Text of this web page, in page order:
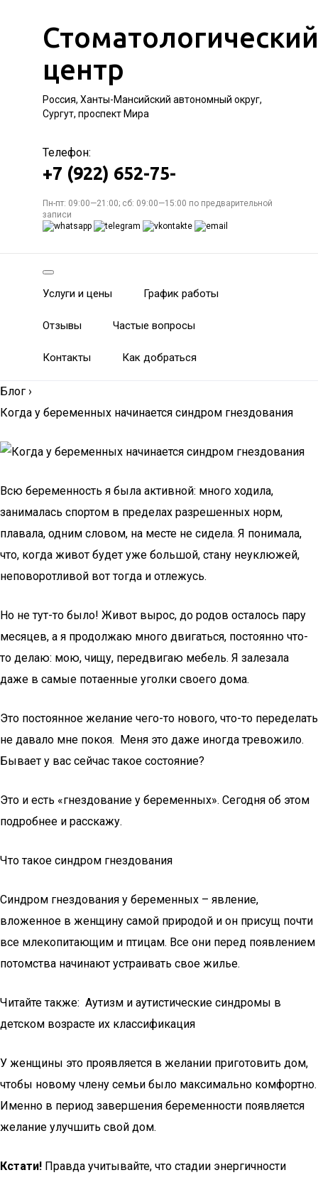
Стоматологический
центр
Россия, Ханты-Мансийский автономный округ,
Сургут, проспект Мира
Телефон:
+7 (922) 652-75-
Пн-пт: 09:00—21:00; сб: 09:00—15:00 по предварительной
записи
Услуги и цены График работы
Отзывы Частые вопросы
Контакты Как добраться
Блог ›
Когда у беременных начинается синдром гнездования
Всю беременность я была активной: много ходила,
занималась спортом в пределах разрешенных норм,
плавала, одним словом, на месте не сидела. Я понимала,
что, когда живот будет уже большой, стану неуклюжей,
неповоротливой вот тогда и отлежусь.
Но не тут-то было! Живот вырос, до родов осталось пару
месяцев, а я продолжаю много двигаться, постоянно что-
то делаю: мою, чищу, передвигаю мебель. Я залезала
даже в самые потаенные уголки своего дома.
Это постоянное желание чего-то нового, что-то переделать
не давало мне покоя. Меня это даже иногда тревожило.
Бывает у вас сейчас такое состояние?
Это и есть «гнездование у беременных». Сегодня об этом
подробнее и расскажу.
Что такое синдром гнездования
Синдром гнездования у беременных – явление,
вложенное в женщину самой природой и он присущ почти
все млекопитающим и птицам. Все они перед появлением
потомства начинают устраивать свое жилье.
Читайте также: Аутизм и аутистические синдромы в
детском возрасте их классификация
У женщины это проявляется в желании приготовить дом,
чтобы новому члену семьи было максимально комфортно.
Именно в период завершения беременности появляется
желание улучшить свой дом.
Кстати! Правда учитывайте, что стадии энергичности